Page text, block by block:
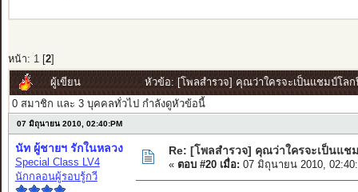
หน้า: 1[ 2]
ผู้เขียน
หัวข้อ: [โพลสำรวจ] คุณว่าใครจะเป็นแชมป์โล
0 สมาชิก และ 3 บุคคลทั่วไป กำลังดูหัวข้อนี้
07 มิถุนายน 2010, 02:40:PM
นัท ผู้ชายฯ รักในหลวง
Special Class LV4
นักกลอนผู้รอบรู้กวี
Re: [โพลสำรวจ] คุณว่าใครจะเป็นแ
« ตอบ #20 เมื่อ: 07 มิถุนายน 2010,